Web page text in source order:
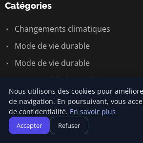
Catégories
Changements climatiques
Mode de vie durable
Mode de vie durable
Responsabilité sociale des
Écologie et environnement
Énergie renouvelable
Nous utilisons des cookies pour
de navigation. En poursuivant, vous
de confidentialité. En savoir plus
Accepter Refuser